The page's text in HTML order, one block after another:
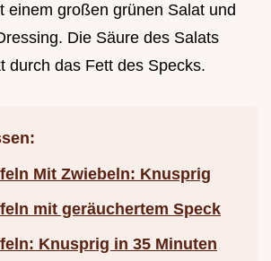
einem großen grünen Salat und
Die Säure des Salats
durch das Fett des Specks.
Mit Zwiebeln: Knusprig
mit geräuchertem Speck
Knusprig in 35 Minuten